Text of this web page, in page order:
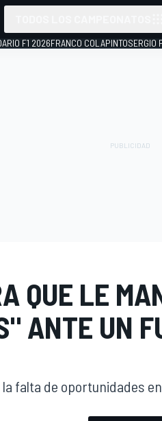
F1 2026FRANCO COLAPINTOSERGIO
QUE LE
ANTE UN
falta de oportunidades